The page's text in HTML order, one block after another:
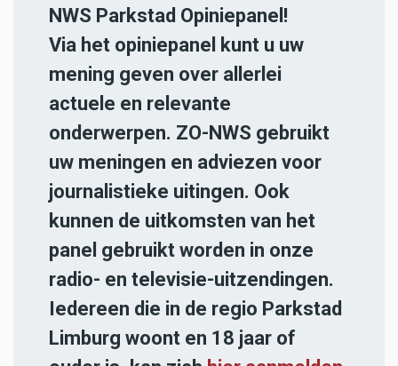
NWS Parkstad Opiniepanel!
Via het opiniepanel kunt u uw
mening geven over allerlei
actuele en relevante
onderwerpen. ZO-NWS gebruikt
uw meningen en adviezen voor
journalistieke uitingen. Ook
kunnen de uitkomsten van het
panel gebruikt worden in onze
radio- en televisie-uitzendingen.
Iedereen die in de regio Parkstad
Limburg woont en 18 jaar of